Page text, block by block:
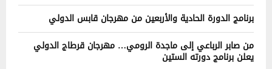
برنامج الدورة الحادية والأربعين من مهرجان قابس الدولي
من صابر الرباعي إلى ماجدة الرومي… مهرجان قرطاج الدولي
يعلن برنامج دورته الستين